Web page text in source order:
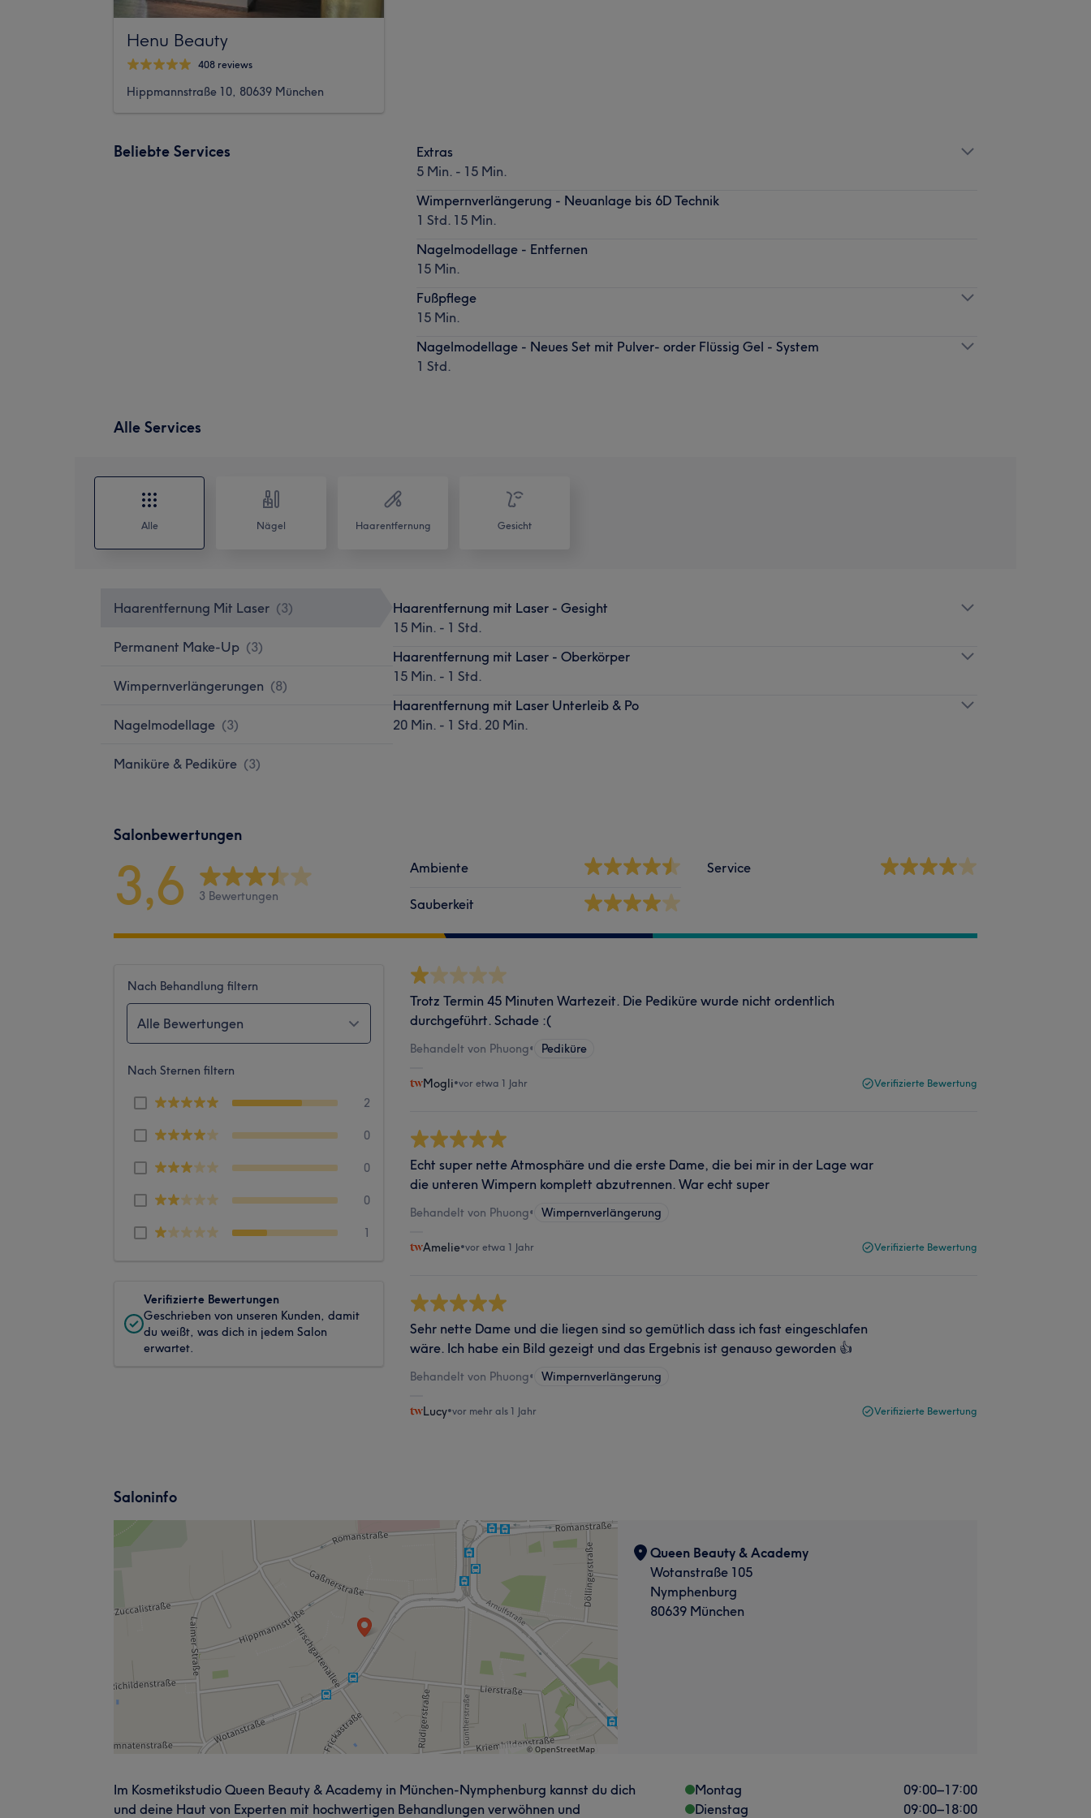
Henu Beauty
408 reviews
Hippmannstraße 10, 80639 München
Beliebte Services
Extras
5 Min. - 15 Min.
Wimpernverlängerung - Neuanlage bis 6D Technik
1 Std. 15 Min.
Nagelmodellage - Entfernen
15 Min.
Fußpflege
15 Min.
Nagelmodellage - Neues Set mit Pulver- order Flüssig Gel - System
1 Std.
Alle Services
Alle Nägel Haarentfernung Gesicht
Haarentfernung Mit Laser (3)
Permanent Make-Up (3)
Wimpernverlängerungen (8)
Nagelmodellage (3)
Maniküre & Pediküre (3)
Haarentfernung mit Laser - Gesight
15 Min. - 1 Std.
Haarentfernung mit Laser - Oberkörper
15 Min. - 1 Std.
Haarentfernung mit Laser Unterleib & Po
20 Min. - 1 Std. 20 Min.
Salonbewertungen
3,6 3 Bewertungen
Ambiente
Sauberkeit
Service
Nach Behandlung filtern
Alle Bewertungen
Nach Sternen filtern
2
0
0
0
1
Verifizierte Bewertungen
Geschrieben von unseren Kunden, damit
du weißt, was dich in jedem Salon
erwartet.
Trotz Termin 45 Minuten Wartezeit. Die Pediküre wurde nicht ordentlich
durchgeführt. Schade :(
Behandelt von Phuong• Pediküre
Mogli•vor etwa 1 Jahr Verifizierte Bewertung
Echt super nette Atmosphäre und die erste Dame, die bei mir in der Lage war
die unteren Wimpern komplett abzutrennen. War echt super
Behandelt von Phuong• Wimpernverlängerung
Amelie•vor etwa 1 Jahr Verifizierte Bewertung
Sehr nette Dame und die liegen sind so gemütlich dass ich fast eingeschlafen
wäre. Ich habe ein Bild gezeigt und das Ergebnis ist genauso geworden 👍
Behandelt von Phuong• Wimpernverlängerung
Lucy•vor mehr als 1 Jahr Verifizierte Bewertung
Saloninfo
Queen Beauty & Academy
Wotanstraße 105
Nymphenburg
80639 München
Im Kosmetikstudio Queen Beauty & Academy in München-Nymphenburg kannst du dich
und deine Haut von Experten mit hochwertigen Behandlungen verwöhnen und
Montag 09:00–17:00
Dienstag
09:00–18:00